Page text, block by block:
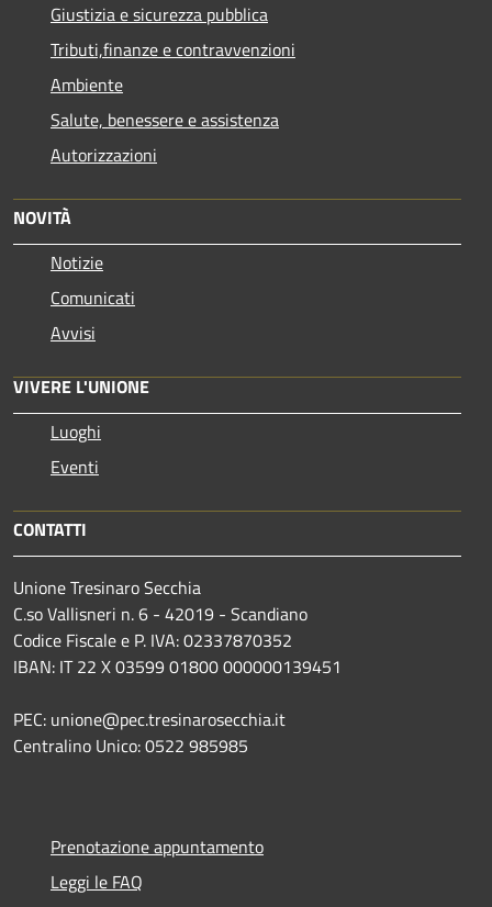
Giustizia e sicurezza pubblica
Tributi,finanze e contravvenzioni
Ambiente
Salute, benessere e assistenza
Autorizzazioni
NOVITÀ
Notizie
Comunicati
Avvisi
VIVERE L'UNIONE
Luoghi
Eventi
CONTATTI
Unione Tresinaro Secchia
C.so Vallisneri n. 6 - 42019 - Scandiano
Codice Fiscale e P. IVA: 02337870352
IBAN: IT 22 X 03599 01800 000000139451
PEC: unione@pec.tresinarosecchia.it
Centralino Unico: 0522 985985
Prenotazione appuntamento
Leggi le FAQ